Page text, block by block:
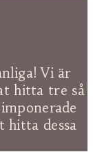
Vi är
hitta tre så
hitta dessa